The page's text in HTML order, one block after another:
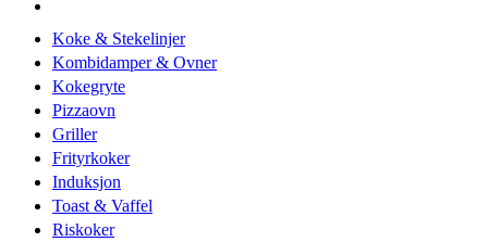
Koke & Stekelinjer
Kombidamper & Ovner
Kokegryte
Pizzaovn
Griller
Frityrkoker
Induksjon
Toast & Vaffel
Riskoker